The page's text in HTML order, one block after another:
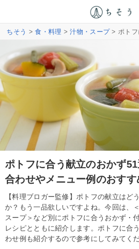
ちそう >食・料理 >汁物・スープ> ポトフ
ポトフに合う献立のおかず
合わせやメニュー例のおすす
【料理ブロガー監修】ポトフの献立はど
か？もう一品欲しいですよね。今回は、
スープ＞など別にポトフに合うおかず・
レシピとともに紹介します。ポトフに合
わせ例も紹介するので参考にしてみてくだ